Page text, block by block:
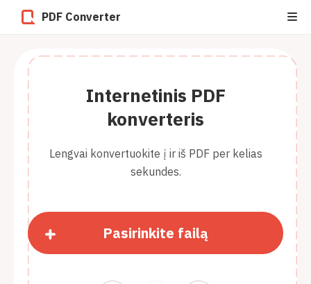
PDF Converter
Internetinis PDF
konverteris
Lengvai konvertuokite į ir iš PDF per kelias
sekundes.
Pasirinkite failą